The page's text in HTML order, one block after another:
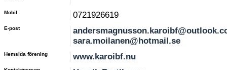
Mobil 0721926619
E-post
sara.moilanen@hotmail.se
Hemsida förening www.karoibf.nu